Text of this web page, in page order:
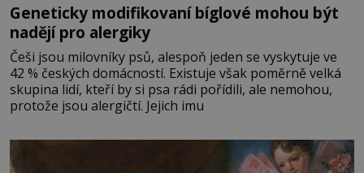
Geneticky modifikovaní bíglové mohou být
nadějí pro alergiky
Češi jsou milovníky psů, alespoň jeden se vyskytuje ve
42 % českých domácností. Existuje však poměrně velká
skupina lidí, kteří by si psa rádi pořídili, ale nemohou,
protože jsou alergičtí. Jejich imu